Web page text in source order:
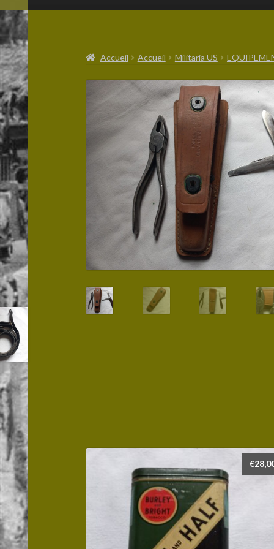
Accueil Accueil Militaria US
€